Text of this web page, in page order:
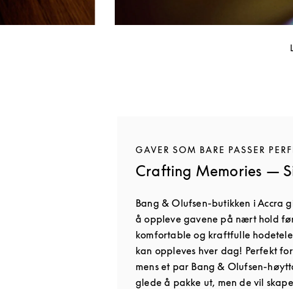
GAVER SOM BARE PASSER
Crafting Memories —
Bang & Olufsen-butikken i Accra
å oppleve gavene på nært hold
komfortable og kraftfulle
kan oppleves hver dag! Perfekt
mens et par Bang & Olufsen-
glede å pakke ut, men de vil